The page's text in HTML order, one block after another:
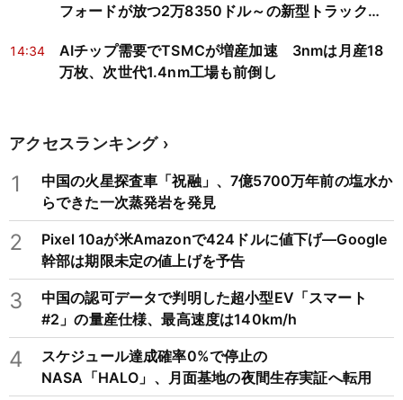
フォードが放つ2万8350ドル～の新型トラック
14:34
AIチップ需要でTSMCが増産加速 3nmは月産18
万枚、次世代1.4nm工場も前倒し
アクセスランキング
1
中国の火星探査車「祝融」、7億5700万年前の塩水か
らできた一次蒸発岩を発見
2
Pixel 10aが米Amazonで424ドルに値下げ―Google
幹部は期限未定の値上げを予告
3
中国の認可データで判明した超小型EV「スマート
#2」の量産仕様、最高速度は140km/h
4
スケジュール達成確率0%で停止の
NASA「HALO」、月面基地の夜間生存実証へ転用